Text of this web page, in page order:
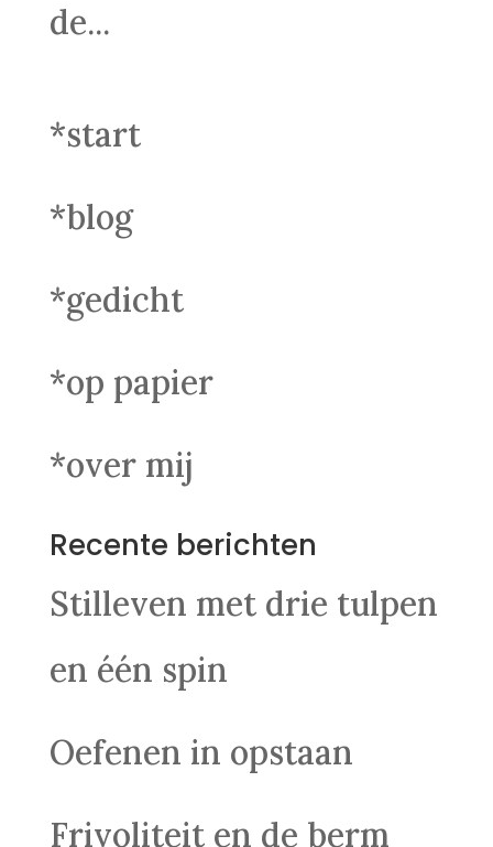
de...
*start
*blog
*gedicht
*op papier
*over mij
Recente berichten
Stilleven met drie tulpen
en één spin
Oefenen in opstaan
Frivoliteit en de berm